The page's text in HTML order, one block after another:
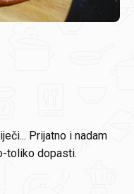
Prijatno i nadam
toliko dopasti.